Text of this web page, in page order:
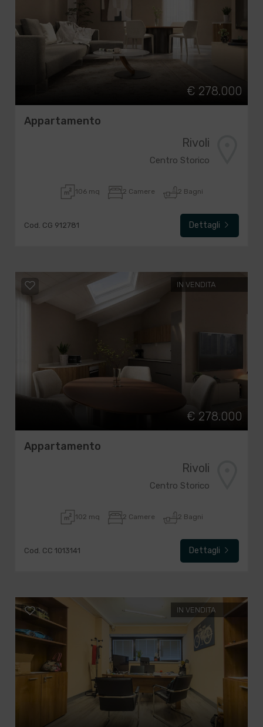
€ 278.000
Appartamento
Rivoli
Centro Storico
106 mq 2 Camere 2 Bagni
Cod. CG 912781 Dettagli
IN VENDITA
€ 278.000
Appartamento
Rivoli
Centro Storico
102 mq 2 Camere 2 Bagni
Cod. CC 1013141 Dettagli
IN VENDITA